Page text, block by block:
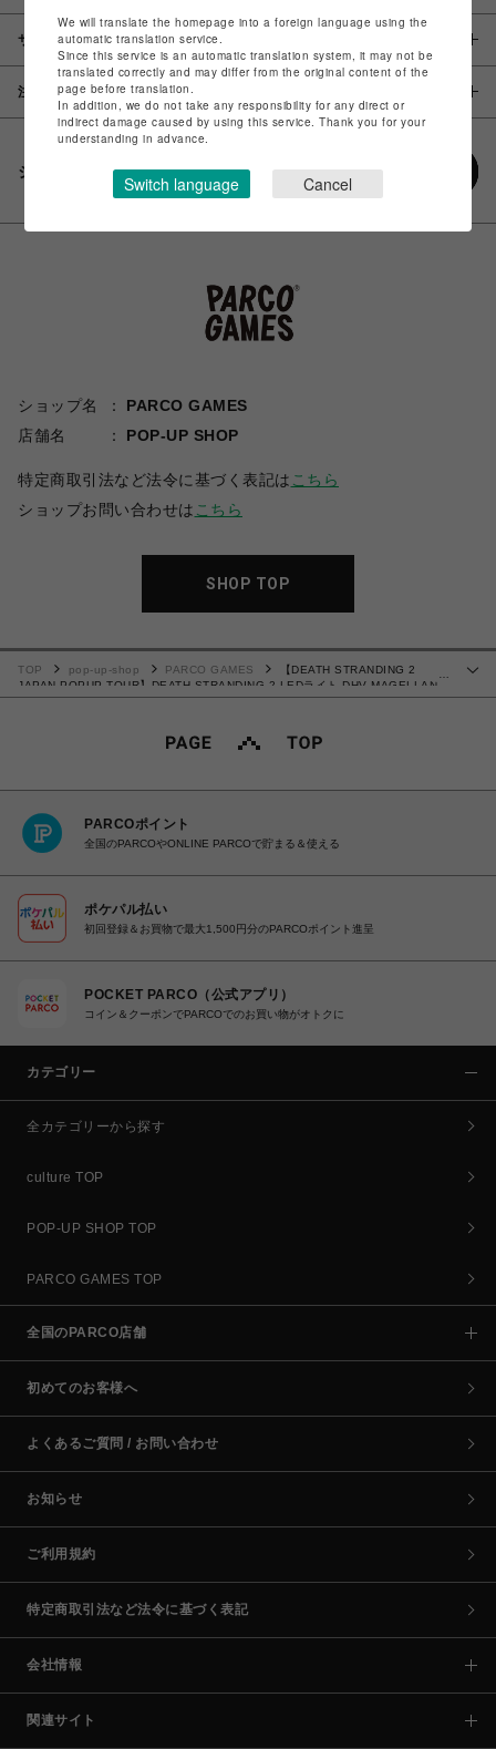
サイズ
注意事項
シェアする
ショップ名
PARCO GAMES
店舗名
POP-UP SHOP
特定商取引法など法令に基づく表記は こちら
ショップお問い合わせは こちら
SHOP TOP
…
TOP pop-up-shop PARCO GAMES
【DEATH STRANDING 2
JAPAN POPUP TOUR】DEATH STRANDING 2 LEDライト DHV MAGELLAN
ver.
PARCOポイント
全国のPARCOやONLINE PARCOで貯まる＆使える
ポケパル払い
初回登録＆お買物で最大1,500円分のPARCOポイント進呈
POCKET PARCO（公式アプリ）
コイン＆クーポンでPARCOでのお買い物がオトクに
カテゴリー
全カテゴリーから探す
culture TOP
POP-UP SHOP TOP
PARCO GAMES TOP
全国のPARCO店舗
初めてのお客様へ
よくあるご質問 / お問い合わせ
お知らせ
ご利用規約
特定商取引法など法令に基づく表記
会社情報
関連サイト
We will translate the homepage into a foreign language using the
automatic translation service.
Since this service is an automatic translation system, it may not be
translated correctly and may differ from the original content of the
page before translation.
In addition, we do not take any responsibility for any direct or
indirect damage caused by using this service. Thank you for your
understanding in advance.
Switch language Cancel